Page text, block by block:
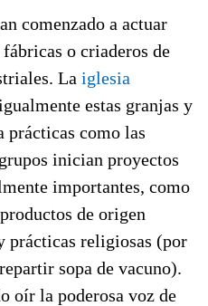
comenzado a actuar
o criaderos de
La iglesia
estas granjas y
prácticas como las
inician proyectos
importantes, como
de origen
prácticas religiosas (por
sopa de vacuno).
oír la poderosa voz de